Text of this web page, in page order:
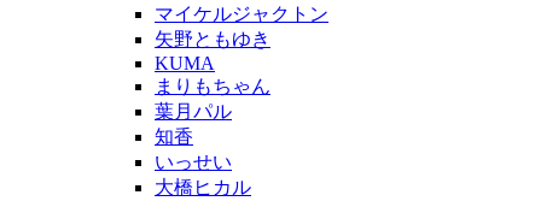
マイケルジャクトン
矢野ともゆき
KUMA
まりもちゃん
葉月パル
知香
いっせい
大橋ヒカル